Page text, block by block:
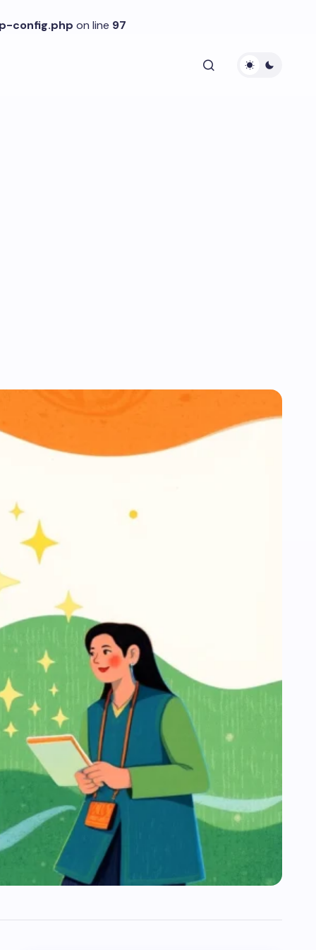
config.php on line 97